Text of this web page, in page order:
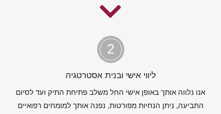
2
ליווי אישי ובנית אסטרטגיה
אנו נלווה אותך באופן אישי החל משלב פתיחת התיק ועד לסיום
התביעה, ניתן הנחיות מפורטות, נפנה אותך למומחים רפואיים